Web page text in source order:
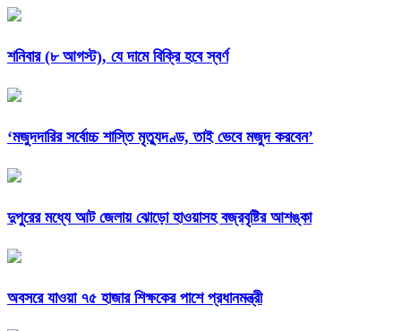
শনিবার (৮ আগস্ট), যে দামে বিক্রি হবে স্বর্ণ
‘মজুদদারির সর্বোচ্চ শাস্তি মৃত্যুদণ্ড, তাই ভেবে মজুদ করবেন’
দুপুরের মধ্যে আট জেলায় ঝোড়ো হাওয়াসহ বজ্রবৃষ্টির আশঙ্কা
অবসরে যাওয়া ৭৫ হাজার শিক্ষকের পাশে প্রধানমন্ত্রী